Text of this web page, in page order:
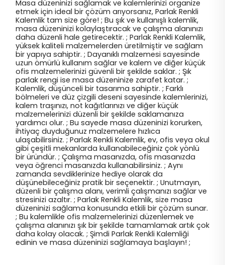
Masa düzeninizi sağlamak ve kalemlerinizi organize
etmek için ideal bir çözüm arıyorsanız, Parlak Renkli
Kalemlik tam size göre! ; Bu şık ve kullanışlı kalemlik,
masa düzeninizi kolaylaştıracak ve çalışma alanınızı
daha düzenli hale getirecektir. ; Parlak Renkli Kalemlik,
yüksek kaliteli malzemelerden üretilmiştir ve sağlam
bir yapıya sahiptir. ; Dayanıklı malzemesi sayesinde
uzun ömürlü kullanım sağlar ve kalem ve diğer küçük
ofis malzemelerinizi güvenli bir şekilde saklar. ; Şık
parlak rengi ise masa düzeninize zarafet katar. ;
Kalemlik, düşünceli bir tasarıma sahiptir. ; Farklı
bölmeleri ve düz çizgili deseni sayesinde kalemlerinizi,
kalem traşınızı, not kağıtlarınızı ve diğer küçük
malzemelerinizi düzenli bir şekilde saklamanıza
yardımcı olur. ; Bu sayede masa düzeninizi korurken,
ihtiyaç duyduğunuz malzemelere hızlıca
ulaşabilirsiniz. ; Parlak Renkli Kalemlik, ev, ofis veya okul
gibi çeşitli mekanlarda kullanabileceğiniz çok yönlü
bir üründür. ; Çalışma masanızda, ofis masanızda
veya öğrenci masanızda kullanabilirsiniz. ; Aynı
zamanda sevdiklerinize hediye olarak da
düşünebileceğiniz pratik bir seçenektir. ; Unutmayın,
düzenli bir çalışma alanı, verimli çalışmanızı sağlar ve
stresinizi azaltır. ; Parlak Renkli Kalemlik, size masa
düzeninizi sağlama konusunda etkili bir çözüm sunar.
; Bu kalemlikle ofis malzemelerinizi düzenlemek ve
çalışma alanınızı şık bir şekilde tamamlamak artık çok
daha kolay olacak. ; Şimdi Parlak Renkli Kalemliği
edinin ve masa düzeninizi sağlamaya başlayın! ;